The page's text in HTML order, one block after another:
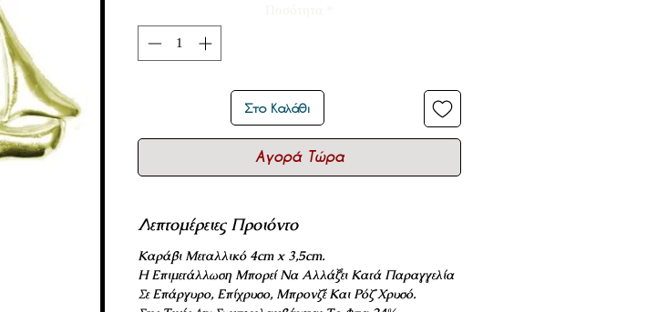
Στο Καλάθι
Αγορά Τώρα
Λεπτομέρειες Προιόντο
Καράβι Μεταλλικό 4cm x 3,5cm.
Η Επιμετάλλωση Μπορεί Να Αλλάξει Κατά Παραγγελία
Σε Επάργυρο, Επίχρυσο, Μπρονζέ Και Ρόζ Χρυσό.